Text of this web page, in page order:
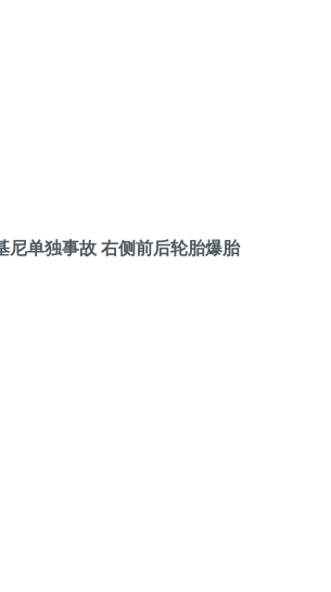
尼单独事故 右侧前后轮胎爆胎